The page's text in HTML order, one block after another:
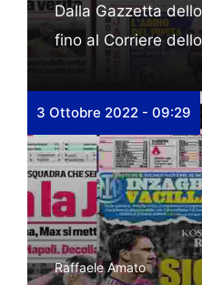
Dalla Gazzetta
fino al Corriere
3 Ottobre 2022 - 09:29
Raffaele Amato